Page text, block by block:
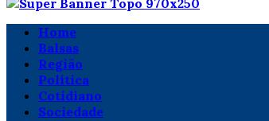
Home
Balsas
Região
Política
Cotidiano
Sociedade